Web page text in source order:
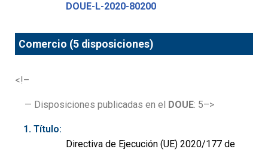
DOUE-L-2020-80200
Comercio (5 disposiciones)
<!–
— Disposiciones publicadas en el DOUE: 5–>
Título:
Directiva de Ejecución (UE) 2020/177 de